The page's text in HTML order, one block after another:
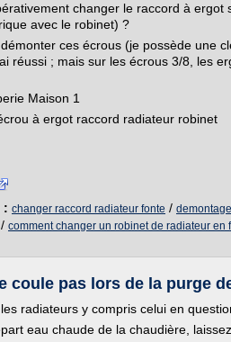
changer le raccord à ergot
avec le robinet) ?
ces écrous (je possède une
réussi ; mais sur les écrous 3/8, les
Maison 1
à ergot raccord radiateur robinet
: changer raccord radiateur fonte /
/ comment changer un robinet de radiateur en
coule pas lors de la purge
radiateurs y compris celui en
eau chaude de la chaudière,